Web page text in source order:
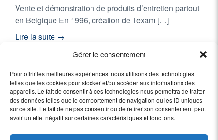
Gérer le consentement
Pour offrir les meilleures expériences, nous utilisons des technologies
telles que les cookies pour stocker et/ou accéder aux informations des
appareils. Le fait de consentir à ces technologies nous permettra de traiter
des données telles que le comportement de navigation ou les ID uniques
sur ce site. Le fait de ne pas consentir ou de retirer son consentement peut
avoir un effet négatif sur certaines caractéristiques et fonctions.
Vente et démonstration de produits d’entretien partout
en Belgique En 1996, création de Texam […]
Lire la suite →
Recevoir les bons plans de Texam